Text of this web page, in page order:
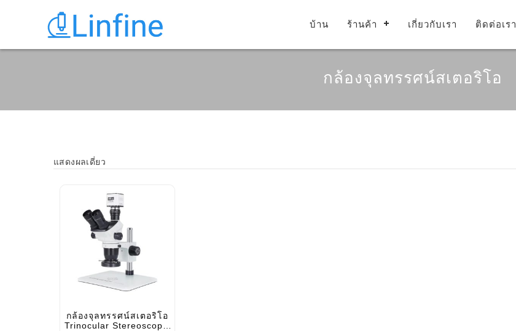
บ้าน ร้านค้า เกี่ยวกับเรา ติดต่อเรา
กล้องจุลทรรศน์สเตอริโอ
แสดงผลเดี่ยว
กล้องจุลทรรศน์สเตอริโอ
Trinocular Stereoscopic